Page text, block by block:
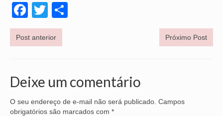
Facebook
Twitter
Post anterior Próximo Post
Deixe um comentário
O seu endereço de e-mail não será publicado. Campos
obrigatórios são marcados com *